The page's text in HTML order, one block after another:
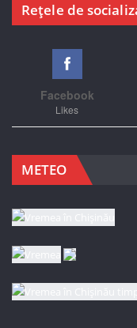
Rețele de
Facebook
Likes
METEO